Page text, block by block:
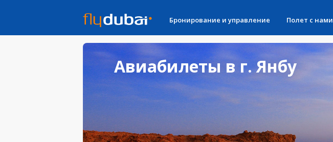
Бронирование и управление Полет с нами
Авиабилеты в г. Янбу